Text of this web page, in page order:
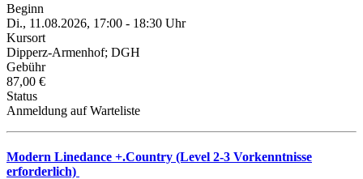
Beginn
Di., 11.08.2026, 17:00 - 18:30 Uhr
Kursort
Dipperz-Armenhof; DGH
Gebühr
87,00 €
Status
Anmeldung auf Warteliste
Modern Linedance +.Country (Level 2-3 Vorkenntnisse
erforderlich)